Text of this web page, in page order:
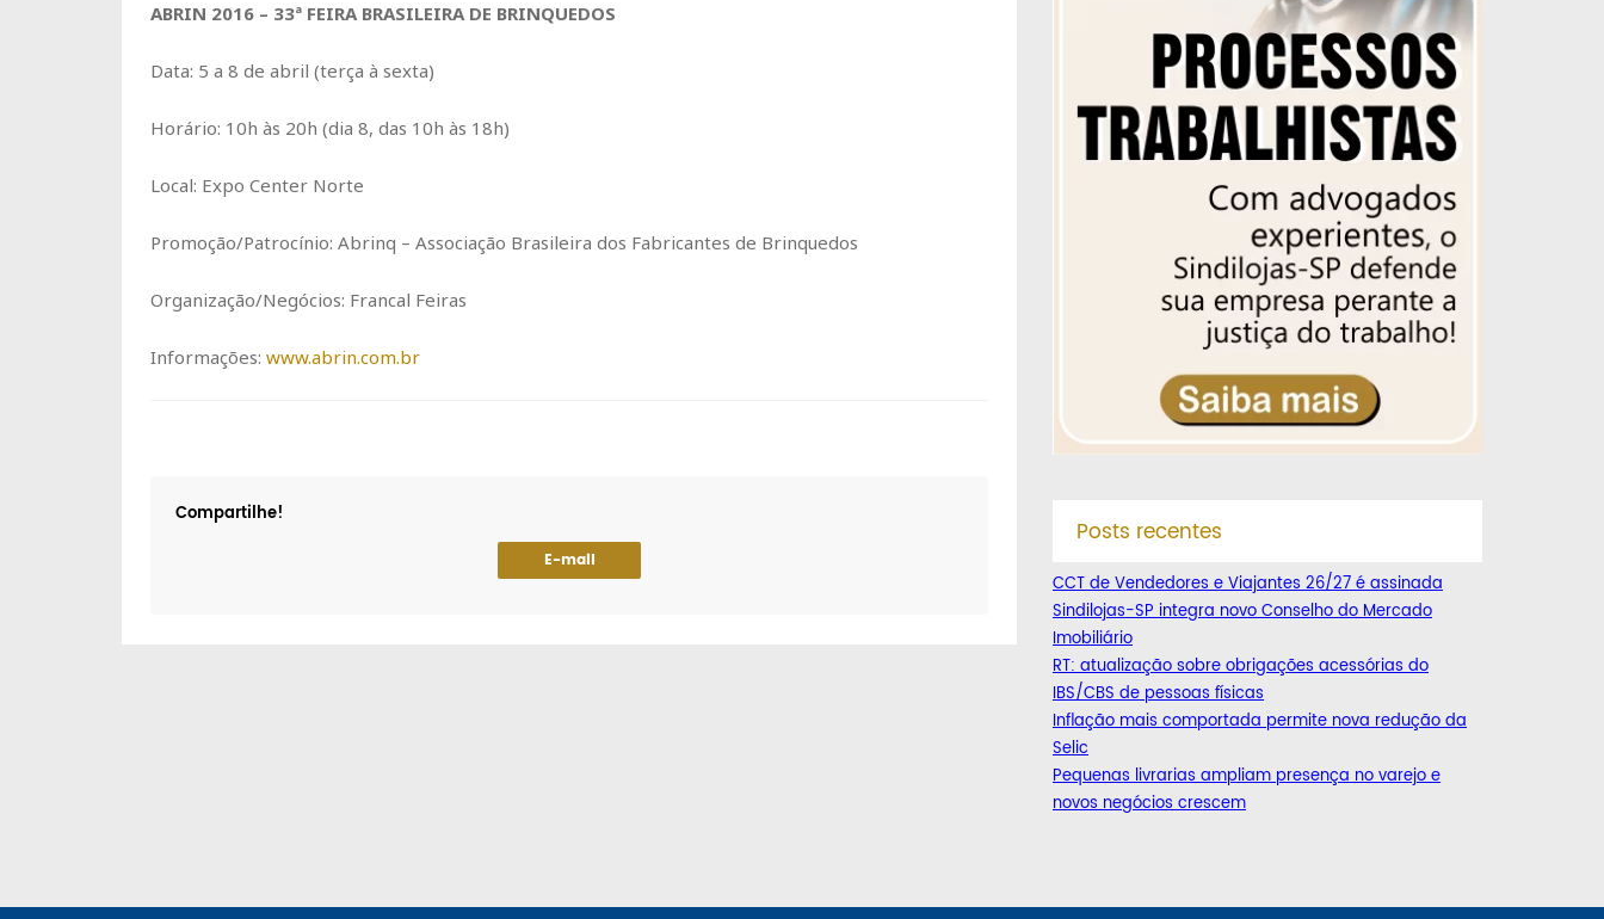
ABRIN 2016 – 33ª FEIRA BRASILEIRA DE BRINQUEDOS
Data: 5 a 8 de abril (terça à sexta)
Horário: 10h às 20h (dia 8, das 10h às 18h)
Local: Expo Center Norte
Promoção/Patrocínio: Abrinq – Associação Brasileira dos Fabricantes de Brinquedos
Organização/Negócios: Francal Feiras
Informações: www.abrin.com.br
Compartilhe!
E-mail
Posts recentes
CCT de Vendedores e Viajantes 26/27 é assinada
Sindilojas-SP integra novo Conselho do Mercado
Imobiliário
RT: atualização sobre obrigações acessórias do
IBS/CBS de pessoas físicas
Inflação mais comportada permite nova redução da
Selic
Pequenas livrarias ampliam presença no varejo e
novos negócios crescem